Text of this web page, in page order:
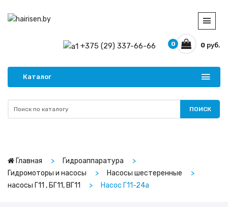
+375 (29) 337-66-66 0 руб.
0
Каталог
ПОИСК
Главная
Гидроаппаратура
Гидромоторы и насосы
Насосы шестеренные
насосы Г11 , БГ11, ВГ11
Насос Г11-24а